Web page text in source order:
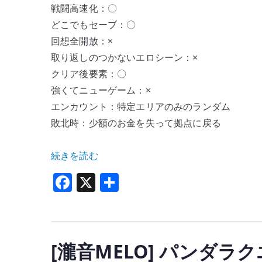
戦闘高速化：〇
どこでもセーブ：〇
回想全開放：×
取り返しのつかないエロシーン：×
クリア後要素：〇
強くてニューゲーム：×
エンカウント：特定エリアのみのランダム
敗北時：少額のお金を失って拠点に戻る
“[ペ
ン
タ
ラ
ト]
続きを読む
F
c
e
X
[瀧音MELO] パンダラ